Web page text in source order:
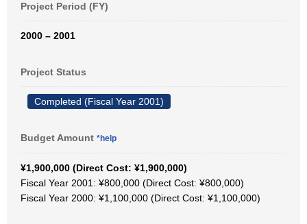
Project Period (FY)
2000 – 2001
Project Status
Completed (Fiscal Year 2001)
Budget Amount *help
¥1,900,000 (Direct Cost: ¥1,900,000)
Fiscal Year 2001: ¥800,000 (Direct Cost: ¥800,000)
Fiscal Year 2000: ¥1,100,000 (Direct Cost: ¥1,100,000)